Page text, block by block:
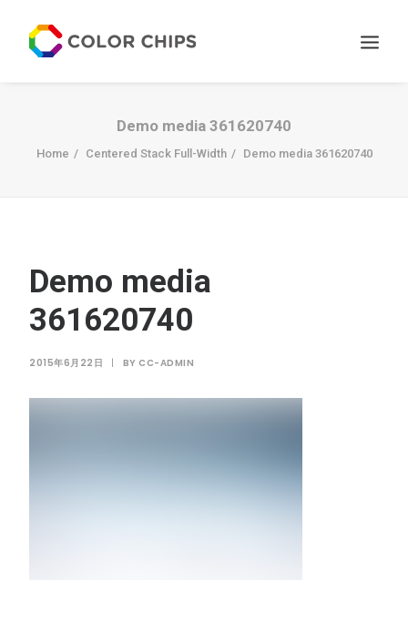
サービス
ニュース
Demo media 361620740
Home Centered Stack Full-Width Demo media 361620740
Demo media
361620740
2015年6月22日 | BY CC-ADMIN